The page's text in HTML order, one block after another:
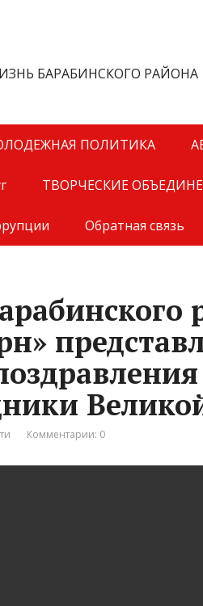
БАРАБИНСКОГО РАЙОНА
ПОЛИТИКА
ТВОРЧЕСКИЕ
Обратная связь
Комментарии: 0